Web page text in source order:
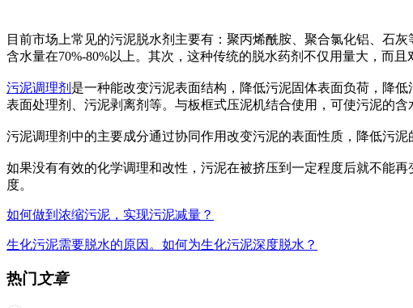
目前市场上常见的污泥脱水剂主要有：聚丙烯酰胺、聚合氯化铝、石
含水量在70%-80%以上。其次，这种传统的脱水药剂不仅用量大，而且
污泥调理剂 是一种能改变污泥表面结构，降低污泥固体表面负荷，降
表面处理剂、污泥剥离剂等。与板框式压泥机结合使用，可使污泥的含
污泥调理剂中的主要成分通过协同作用改变污泥的表面性质，降低污
如果没有有效的化学调理和改性，污泥在被挤压到一定程度后就不能
度。
如何做到浓缩污泥，实现污泥减量？
生化污泥需要脱水的原因。如何为生化污泥深度脱水？
热门 文章